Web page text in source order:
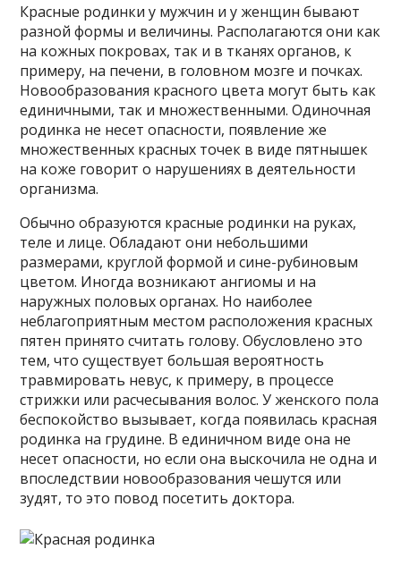
Красные родинки у мужчин и у женщин бывают
разной формы и величины. Располагаются они как
на кожных покровах, так и в тканях органов, к
примеру, на печени, в головном мозге и почках.
Новообразования красного цвета могут быть как
единичными, так и множественными. Одиночная
родинка не несет опасности, появление же
множественных красных точек в виде пятнышек
на коже говорит о нарушениях в деятельности
организма.
Обычно образуются красные родинки на руках,
теле и лице. Обладают они небольшими
размерами, круглой формой и сине-рубиновым
цветом. Иногда возникают ангиомы и на
наружных половых органах. Но наиболее
неблагоприятным местом расположения красных
пятен принято считать голову. Обусловлено это
тем, что существует большая вероятность
травмировать невус, к примеру, в процессе
стрижки или расчесывания волос. У женского пола
беспокойство вызывает, когда появилась красная
родинка на грудине. В единичном виде она не
несет опасности, но если она выскочила не одна и
впоследствии новообразования чешутся или
зудят, то это повод посетить доктора.